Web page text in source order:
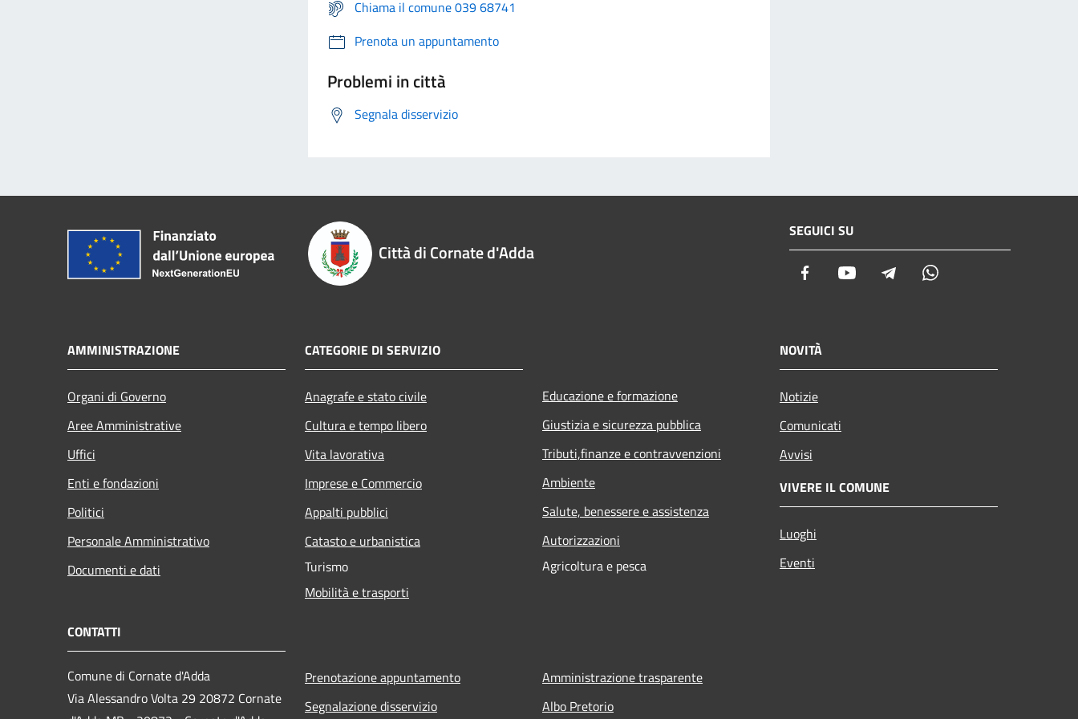
Chiama il comune 039 68741
Prenota un appuntamento
Problemi in città
Segnala disservizio
Città di Cornate d'Adda
SEGUICI SU
Facebook Youtube Telegram
AMMINISTRAZIONE
Organi di Governo
Aree Amministrative
Uffici
Enti e fondazioni
Politici
Personale Amministrativo
Documenti e dati
CATEGORIE DI SERVIZIO
Anagrafe e stato civile
Cultura e tempo libero
Vita lavorativa
Imprese e Commercio
Appalti pubblici
Catasto e urbanistica
Turismo
Mobilità e trasporti
Educazione e formazione
Giustizia e sicurezza pubblica
Tributi,finanze e contravvenzioni
Ambiente
Salute, benessere e assistenza
Autorizzazioni
Agricoltura e pesca
NOVITÀ
Notizie
Comunicati
Avvisi
VIVERE IL COMUNE
Luoghi
Eventi
CONTATTI
Comune di Cornate d'Adda
Via Alessandro Volta 29 20872 Cornate
Prenotazione appuntamento
Segnalazione disservizio
Amministrazione trasparente
Albo Pretorio